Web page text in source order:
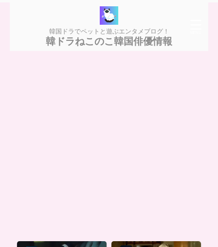
韓国ドラでペットと遊ぶエンタメブログ！
韓ドラねこのこ韓国俳優情報